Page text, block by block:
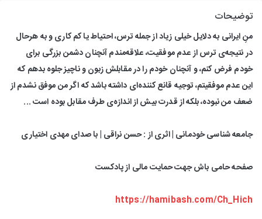
توضیحات
منِ ایرانی به دلایل خیلی زیاد از جمله ترس، احتیاط یا کم کاری و به هرحال
در نتیجه‌ی ترس از عدم موفقیت، علاقه‌مندم آنچنان دشمن بزرگی برای
خودم فرض کنم، و آنچنان خودم را در مقابلش زبون و ناچیز جلوه بدهم که
این عدم موفقیتم، توجیه قانع کننده‌ای داشته باشد که اگر من موفق نشدم از
ضعف من نبوده، بلکه از قدرت بیش از اندازه‌ی طرف مقابل بوده است ...
جامعه شناسی خودمانی | اثری از : حسن نراقی | با صدای مهدی اختیاری
صفحه حامی باش جهت حمایت مالی از پادکست
https://hamibash.com/Ch_Hich